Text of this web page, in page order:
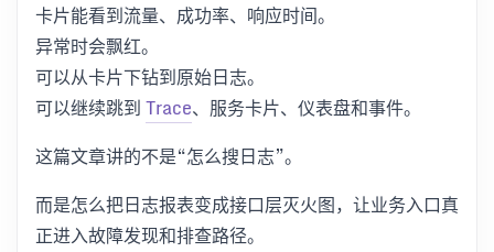
卡片能看到流量、成功率、响应时间。
异常时会飘红。
可以从卡片下钻到原始日志。
可以继续跳到Trace、服务卡片、仪表盘和事件。
这篇文章讲的不是“怎么搜日志”。
而是怎么把日志报表变成接口层灭火图，让业务入口真
正进入故障发现和排查路径。